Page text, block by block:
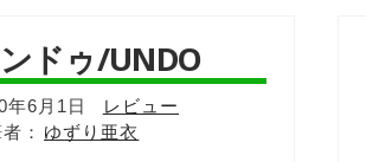
ドゥ/UNDO
年6月1日
レビュー
ゆずり亜衣